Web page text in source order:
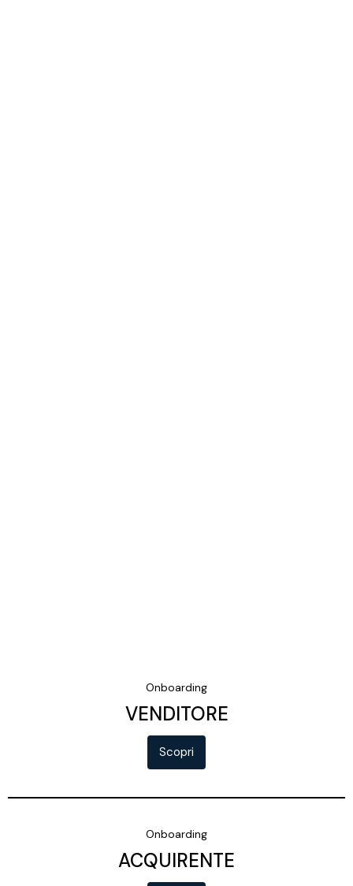
Onboarding
VENDITORE
Scopri
Onboarding
ACQUIRENTE